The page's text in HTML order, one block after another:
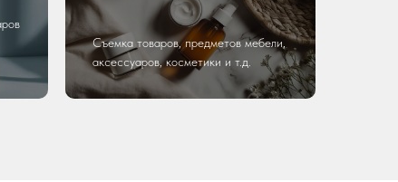
Съемка товаров, предметов мебели,
аксессуаров, косметики и т.д.